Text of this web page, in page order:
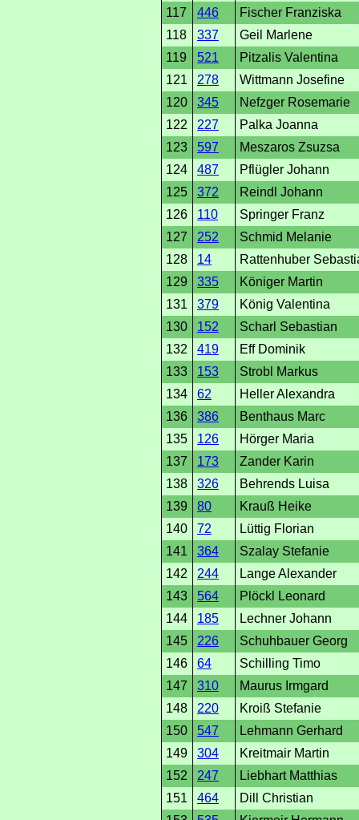
117
446
Fischer Franziska
118
337
Geil Marlene
119
521
Pitzalis Valentina
121
278
Wittmann Josefine
120
345
Nefzger Rosemarie
122
227
Palka Joanna
123
597
Meszaros Zsuzsa
124
487
Pflügler Johann
125
372
Reindl Johann
126
110
Springer Franz
127
252
Schmid Melanie
128
14
Rattenhuber
129
335
Königer Martin
131
379
König Valentina
130
152
Scharl Sebastian
132
419
Eff Dominik
133
153
Strobl Markus
134
62
Heller Alexandra
136
386
Benthaus Marc
135
126
Hörger Maria
137
173
Zander Karin
138
326
Behrends Luisa
139
80
Krauß Heike
140
72
Lüttig Florian
141
364
Szalay Stefanie
142
244
Lange Alexander
143
564
Plöckl Leonard
144
185
Lechner Johann
145
226
Schuhbauer Georg
146
64
Schilling Timo
147
310
Maurus Irmgard
148
220
Kroiß Stefanie
150
547
Lehmann Gerhard
149
304
Kreitmair Martin
152
247
Liebhart Matthias
151
464
Dill Christian